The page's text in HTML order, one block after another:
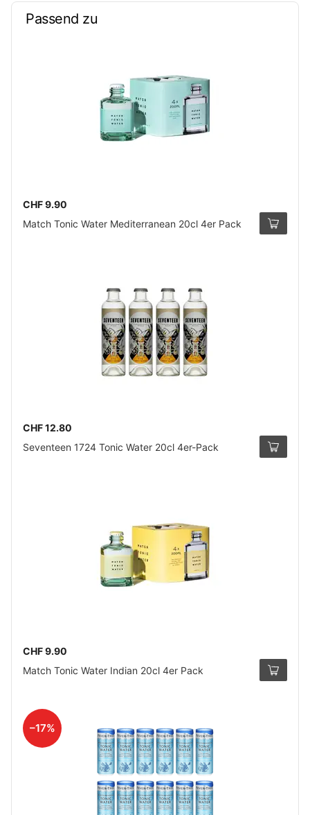
Passend zu
CHF 9.90
Match Tonic Water Mediterranean 20cl 4er Pack
CHF 12.80
Seventeen 1724 Tonic Water 20cl 4er-Pack
CHF 9.90
Match Tonic Water Indian 20cl 4er Pack
–17%